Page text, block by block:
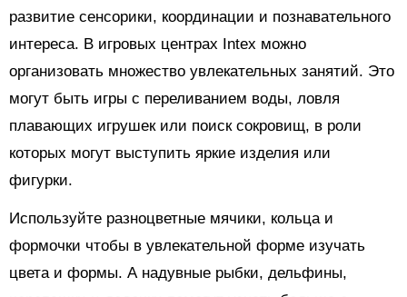
развитие сенсорики, координации и познавательного
интереса. В игровых центрах Intex можно
организовать множество увлекательных занятий. Это
могут быть игры с переливанием воды, ловля
плавающих игрушек или поиск сокровищ, в роли
которых могут выступить яркие изделия или
фигурки.
Используйте разноцветные мячики, кольца и
формочки чтобы в увлекательной форме изучать
цвета и формы. А надувные рыбки, дельфины,